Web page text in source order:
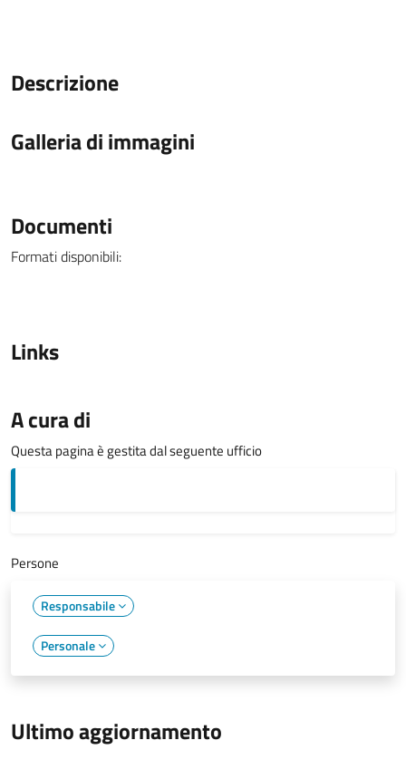
Descrizione
Galleria di immagini
Documenti
Formati disponibili:
Links
A cura di
Questa pagina è gestita dal seguente ufficio
Persone
Responsabile
Personale
Ultimo aggiornamento